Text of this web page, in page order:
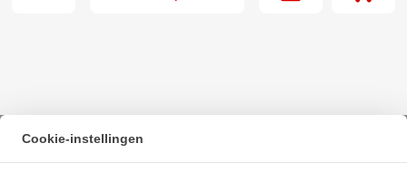
Beginpagina· O-Ring 54X3mm NBR 70
Cookie-instellingen